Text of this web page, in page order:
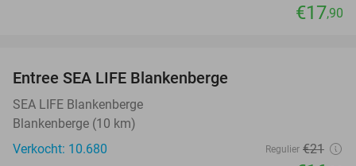
€17,90
Entree SEA LIFE Blankenberge
SEA LIFE Blankenberge
Blankenberge (10 km)
Verkocht: 10.680
Regulier €21